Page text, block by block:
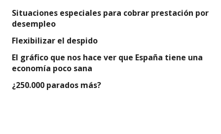
Situaciones especiales para cobrar prestación por
desempleo
Flexibilizar el despido
El gráfico que nos hace ver que España tiene una
economía poco sana
¿250.000 parados más?